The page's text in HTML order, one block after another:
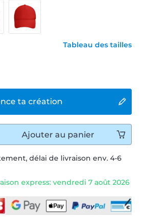
délai de livraison env. 4-6
express: vendredi 7 août 2026
ta création
Tableau des tailles
Ajouter au panier